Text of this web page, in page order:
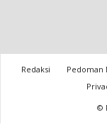
Redaksi Pedoman
©